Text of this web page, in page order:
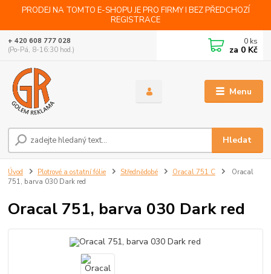
PRODEJ NA TOMTO E-SHOPU JE PRO FIRMY I BEZ PŘEDCHOZÍ
REGISTRACE
Menu
Hledat
+ 420 608 777 028
(Po-Pá, 8-16:30 hod.)
0 ks
za 0 Kč
Úvod Plotrové a ostatní fólie Střednědobé Oracal 751 C
Oracal
751, barva 030 Dark red
Oracal 751, barva 030 Dark red